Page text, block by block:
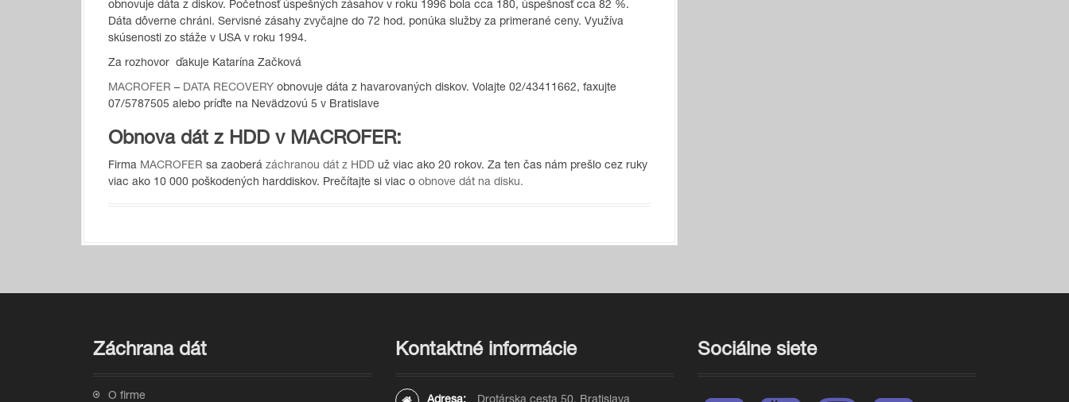
obnovuje dáta z diskov. Početnosť úspešných zásahov v roku 1996 bola cca 180, úspešnosť cca 82 %.
Dáta dôverne chráni. Servisné zásahy zvyčajne do 72 hod. ponúka služby za primerané ceny. Využíva
skúsenosti zo stáže v USA v roku 1994.
Za rozhovor ďakuje Katarína Začková
MACROFER – DATA RECOVERY obnovuje dáta z havarovaných diskov. Volajte 02/43411662, faxujte
07/5787505 alebo príďte na Nevädzovú 5 v Bratislave
Obnova dát z HDD v MACROFER:
Firma MACROFER sa zaoberá záchranou dát z HDD už viac ako 20 rokov. Za ten čas nám prešlo cez ruky
viac ako 10 000 poškodených harddiskov. Prečítajte si viac o obnove dát na disku.
Záchrana dát
O firme
Kontaktné informácie Sociálne siete